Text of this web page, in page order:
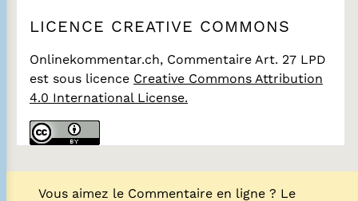
LICENCE CREATIVE COMMONS
Onlinekommentar.ch, Commentaire Art. 27 LPD
est sous licence Creative Commons Attribution
4.0 International License.
Vous aimez le Commentaire en ligne ? Le